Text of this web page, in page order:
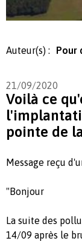
Auteur(s) : Pour
21/09/2020
Voilà ce
pointe de
Message reçu
"Bonjour
La suite des
14/09 après le